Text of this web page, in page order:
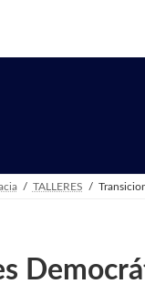
TALLERES